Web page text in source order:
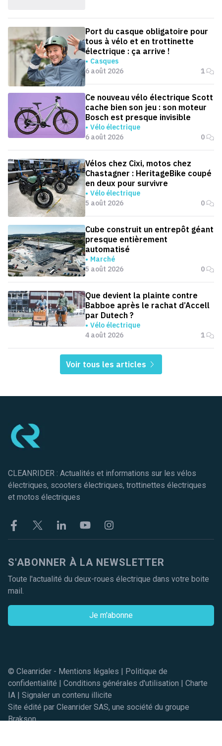
Port du casque obligatoire pour
tous à vélo et en trottinette
électrique : ça arrive !
Casques
6 août 2026
1
Ce nouveau vélo électrique Scott
cache bien son jeu : son moteur
Bosch est presque invisible
Vélo électrique
6 août 2026
0
Vélos chez Cixi, motos chez
Chastagner : HeritageBike coupé
en deux pour survivre
Vélo électrique
5 août 2026
0
Cube construit un entrepôt géant
presque entièrement
automatisé
Marché
5 août 2026
0
Que devient la plainte contre
Babboe après le rachat d’Accell
par Dutech ?
Vélo électrique
4 août 2026
1
Voir tous les articles
CLEANRIDER : Actualités et informations sur les vélos
électriques, scooters électriques, trottinettes électriques
et motos électriques
FacebookTwitter LinkekinYoutubeInstagram
S'ABONNER À LA NEWSLETTER
Toute l'actualité du deux-roues électrique dans votre boite
mail.
Je m'abonne
© Cleanrider - Mentions légales | Politique de
confidentialité | Conditions générales d'utilisation | Charte
IA | Signaler un contenu illicite
Site édité par Cleanrider SAS, une société du groupe
Brakson